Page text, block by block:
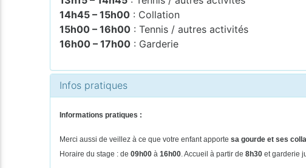
14h45 – 15h00 : Collation
15h00 – 16h00 : Tennis / autres activités
16h00 – 17h00 : Garderie
Infos pratiques
Informations pratiques :
Merci aussi de veillez à ce que votre enfant apporte sa gourde et ses
Horaire du stage : de09h00à16h00 . Accueil à partir de8h30 et garderie